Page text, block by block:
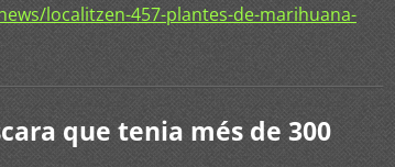
localitzen-457-plantes-de-marihuana-
que tenia més de 300